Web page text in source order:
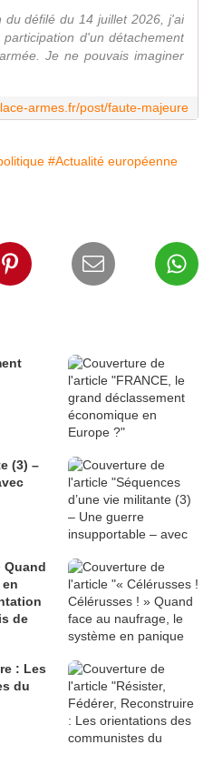
du défilé du 14 juillet 2026, j'ai
d'un détachement
Je ne pouvais imaginer
armes.fr/post/faute-majeure
#Actualité européenne
(3) –
Quand
de
: Les
du